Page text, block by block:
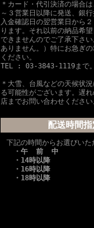
＊カード・代引決済の場合
～３営業日以降に発送、銀
入金確認日の翌営業日から
ります。それ以前の納品希
できませんのでご了承下さ
ありません。）特にお急ぎ
ください。
TEL : 03-3843-1119まで
＊大雪、台風などの天候状
る可能性がございます。遅
店までお問い合わせくださ
配送時間
下記の時間からお選びいた
・午 前 中
・14時以降
・16時以降
・18時以降